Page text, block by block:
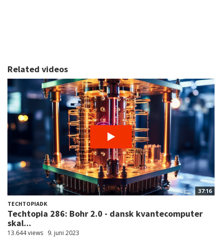
Related videos
37:16
TECHTOPIADK
Techtopia 286: Bohr 2.0 - dansk kvantecomputer
skal...
13.644 views 9. juni 2023